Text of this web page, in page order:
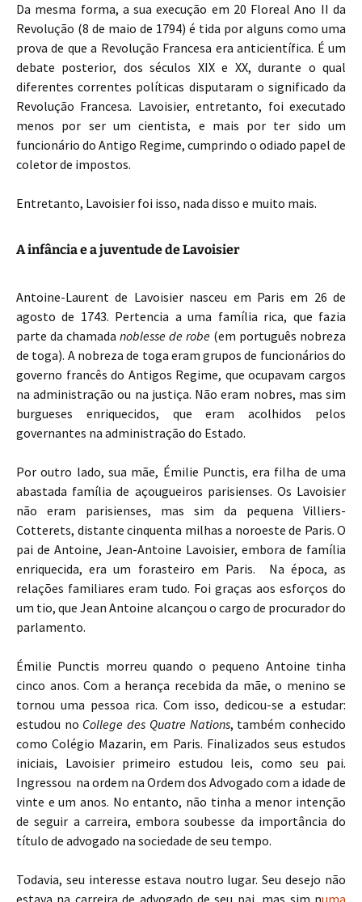
Da mesma forma, a sua execução em 20 Floreal Ano II da
Revolução (8 de maio de 1794) é tida por alguns como uma
prova de que a Revolução Francesa era anticientífica. É um
debate posterior, dos séculos XIX e XX, durante o qual
diferentes correntes políticas disputaram o significado da
Revolução Francesa. Lavoisier, entretanto, foi executado
menos por ser um cientista, e mais por ter sido um
funcionário do Antigo Regime, cumprindo o odiado papel de
coletor de impostos.
Entretanto, Lavoisier foi isso, nada disso e muito mais.
A infância e a juventude de Lavoisier
Antoine-Laurent de Lavoisier nasceu em Paris em 26 de
agosto de 1743. Pertencia a uma família rica, que fazia
parte da chamada noblesse de robe (em português nobreza
de toga). A nobreza de toga eram grupos de funcionários do
governo francês do Antigos Regime, que ocupavam cargos
na administração ou na justiça. Não eram nobres, mas sim
burgueses enriquecidos, que eram acolhidos pelos
governantes na administração do Estado.
Por outro lado, sua mãe, Émilie Punctis, era filha de uma
abastada família de açougueiros parisienses. Os Lavoisier
não eram parisienses, mas sim da pequena Villiers-
Cotterets, distante cinquenta milhas a noroeste de Paris. O
pai de Antoine, Jean-Antoine Lavoisier, embora de família
enriquecida, era um forasteiro em Paris. Na época, as
relações familiares eram tudo. Foi graças aos esforços do
um tio, que Jean Antoine alcançou o cargo de procurador do
parlamento.
Émilie Punctis morreu quando o pequeno Antoine tinha
cinco anos. Com a herança recebida da mãe, o menino se
tornou uma pessoa rica. Com isso, dedicou-se a estudar:
estudou no College des Quatre Nations, também conhecido
como Colégio Mazarin, em Paris. Finalizados seus estudos
iniciais, Lavoisier primeiro estudou leis, como seu pai.
Ingressou na ordem na Ordem dos Advogado com a idade de
vinte e um anos. No entanto, não tinha a menor intenção
de seguir a carreira, embora soubesse da importância do
título de advogado na sociedade de seu tempo.
Todavia, seu interesse estava noutro lugar. Seu desejo não
estava na carreira de advogado de seu pai, mas sim numa